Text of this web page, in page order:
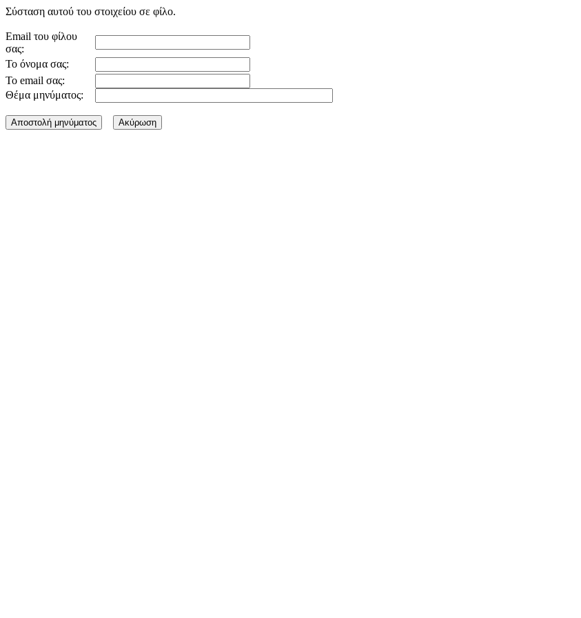
Σύσταση αυτού του στοιχείου σε φίλο.
Email του φίλου
σας:
Το όνομα σας:
Το email σας:
Θέμα μηνύματος: